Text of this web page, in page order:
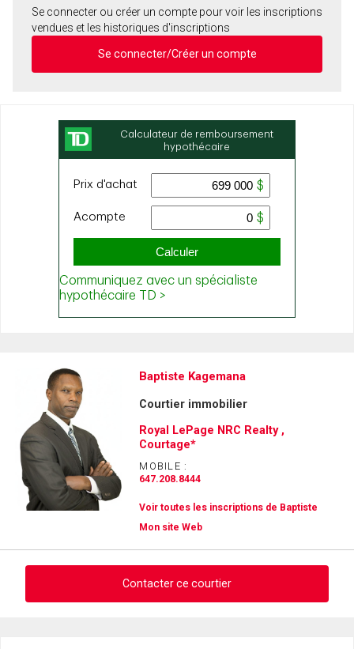
Se connecter ou créer un compte pour voir les inscriptions
vendues et les historiques d'inscriptions
Se connecter/Créer un compte
Baptiste Kagemana
Courtier immobilier
Royal LePage NRC Realty ,
Courtage*
MOBILE :
647.208.8444
Voir toutes les inscriptions de Baptiste
Mon site Web
Contacter ce courtier